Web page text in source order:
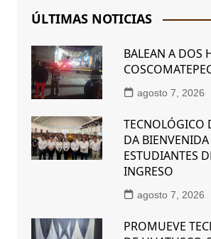
ÚLTIMAS NOTICIAS
BALEAN A DOS
agosto 7, 2026
TECNOLÓGICO
DA
ESTUDIANTES
INGRESO
agosto 7, 2026
PROMUEVE